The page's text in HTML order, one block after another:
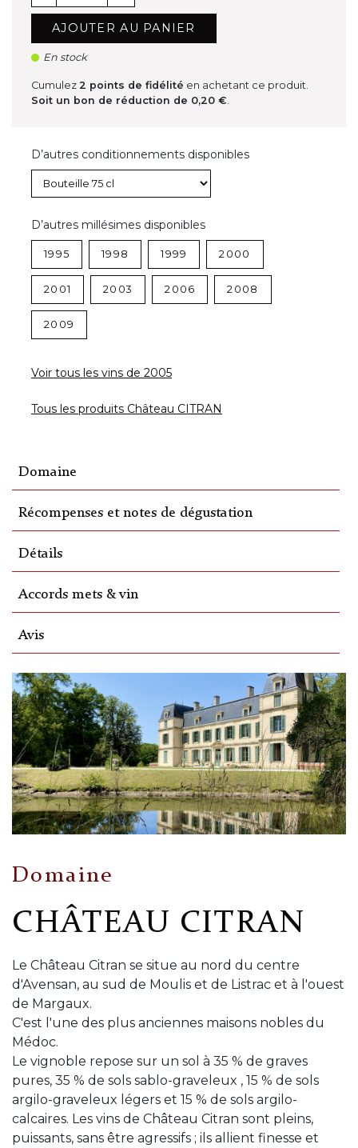
AJOUTER AU PANIER
En stock
Cumulez 2 points de fidélité en achetant ce produit.
Soit un bon de réduction de 0,20 €.
D’autres conditionnements disponibles
D’autres millésimes disponibles
1995 1998 1999 2000
2001 2003 2006 2008
2009
Voir tous les vins de 2005
Tous les produits Château CITRAN
Domaine
Récompenses et notes de dégustation
Détails
Accords mets & vin
Avis
Domaine
CHÂTEAU CITRAN
Le Château Citran se situe au nord du centre
d'Avensan, au sud de Moulis et de Listrac et à l'ouest
de Margaux.
C'est l'une des plus anciennes maisons nobles du
Médoc.
Le vignoble repose sur un sol à 35 % de graves
pures, 35 % de sols sablo-graveleux , 15 % de sols
argilo-graveleux légers et 15 % de sols argilo-
calcaires. Les vins de Château Citran sont pleins,
puissants, sans être agressifs ; ils allient finesse et